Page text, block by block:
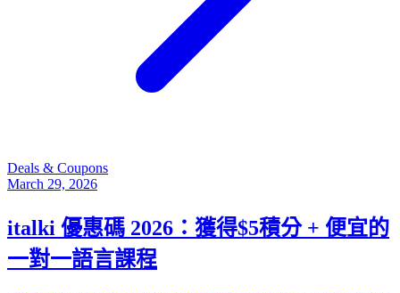
Deals & Coupons
March 29, 2026
italki 優惠碼 2026：獲得$5積分 + 便宜的
一對一語言課程